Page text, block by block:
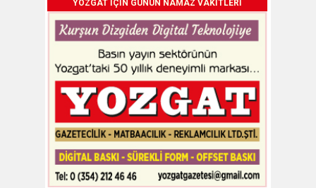
YOZGAT İÇİN GÜNÜN NAMAZ VAKİTLERİ